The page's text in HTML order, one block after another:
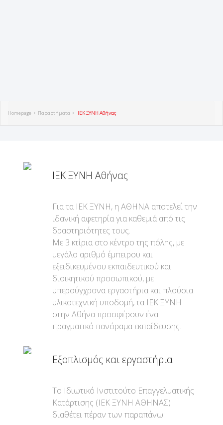
Homepage Παραρτήματα ΙΕΚ ΞΥΝΗ Αθήνας
ΙΕΚ ΞΥΝΗ Αθήνας
Για τα ΙΕΚ ΞΥΝΗ, η ΑΘΗΝΑ αποτελεί την
ιδανική αφετηρία για καθεμιά από τις
δραστηριότητες τους.
Με 3 κτίρια στο κέντρο της πόλης, με
μεγάλο αριθμό έμπειρου και
εξειδικευμένου εκπαιδευτικού και
διοικητικού προσωπικού, με
υπερσύγχρονα εργαστήρια και πλούσια
υλικοτεχνική υποδομή, τα ΙΕΚ ΞΥΝΗ
στην Αθήνα προσφέρουν ένα
πραγματικό πανόραμα εκπαίδευσης.
Εξοπλισμός και εργαστήρια
Το Ιδιωτικό Ινστιτούτο Επαγγελματικής
Κατάρτισης (ΙΕΚ ΞΥΝΗ ΑΘΗΝΑΣ)
διαθέτει πέραν των παραπάνω: